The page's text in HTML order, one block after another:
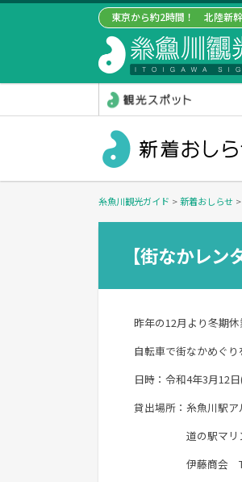
東京から約2時間！ 北陸新
糸魚川観光ガイド >新着おしらせ >
【街なかレン
昨年の12月より冬期
自転車で街なかめぐ
日時：令和4年3月12
貸出場所：糸魚川駅
道の駅マリンド
伊藤商会